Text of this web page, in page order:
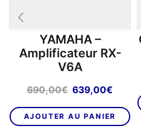
YAMAHA –
Amplificateur RX-
V6A
690,00€ Le
initial
était :
639,00€
est :
AJOUTER AU PANIER